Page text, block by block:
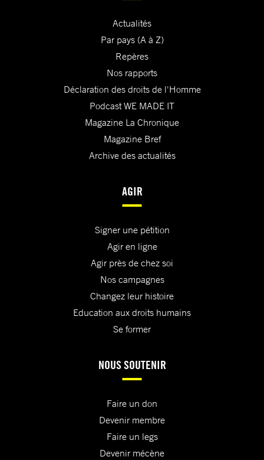
Actualités
Par pays (A à Z)
Repères
Nos rapports
Déclaration des droits de l'Homme
Podcast WE MADE IT
Magazine La Chronique
Magazine Bref
Archive des actualités
AGIR
Signer une pétition
Agir en ligne
Agir près de chez soi
Nos campagnes
Changez leur histoire
Education aux droits humains
Se former
NOUS SOUTENIR
Faire un don
Devenir membre
Faire un legs
Devenir mécène